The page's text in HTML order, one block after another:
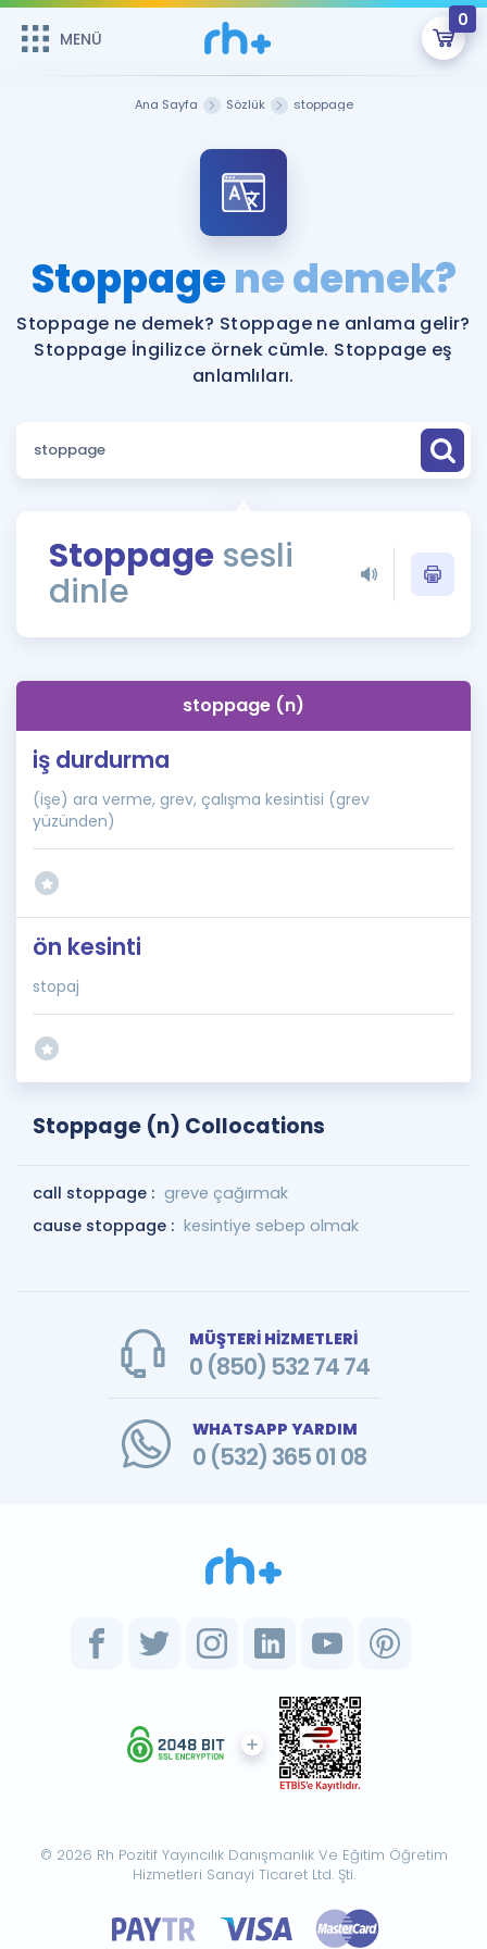
MENÜ
0
Şifremi Hatırlamıyorum
ÜYE DEĞİLİM
Sepetin Şu An Boş.
Remzi Hoca ile seni sınava hazırlayacak onlarca eğitim seni
bekliyor!
MENÜ
Katılımcı Görüşleri
Faydalı Araçlar
Sözlük
Rehberlik Aracı
ÖSYM Sınav Takvimi
İngilizce Gramer
Hakkımızda
Ana Sayfa Sözlük stoppage
Stoppagene demek?
Stoppage ne demek? Stoppage ne anlama gelir?
Stoppage İngilizce örnek cümle. Stoppage eş
anlamlıları.
Stoppage sesli
dinle
stoppage (n)
iş durdurma
(işe) ara verme, grev, çalışma kesintisi (grev
yüzünden)
ön kesinti
stopaj
Stoppage (n) Collocations
call stoppage : greve çağırmak
cause stoppage : kesintiye sebep olmak
MÜŞTERİ HİZMETLERİ
0 (850) 532 74 74
WHATSAPP YARDIM
0 (532) 365 01 08
© 2026 Rh Pozitif Yayıncılık Danışmanlık Ve Eğitim Öğretim
Hizmetleri Sanayi Ticaret Ltd. Şti.